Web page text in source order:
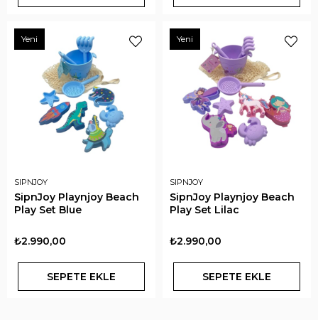
SIPNJOY
SipnJoy Playnjoy Beach
Play Set Blue
₺2.990,00
SEPETE EKLE
Yeni
SIPNJOY
SipnJoy Playnjoy Beach
Play Set Lilac
₺2.990,00
SEPETE EKLE
Yeni